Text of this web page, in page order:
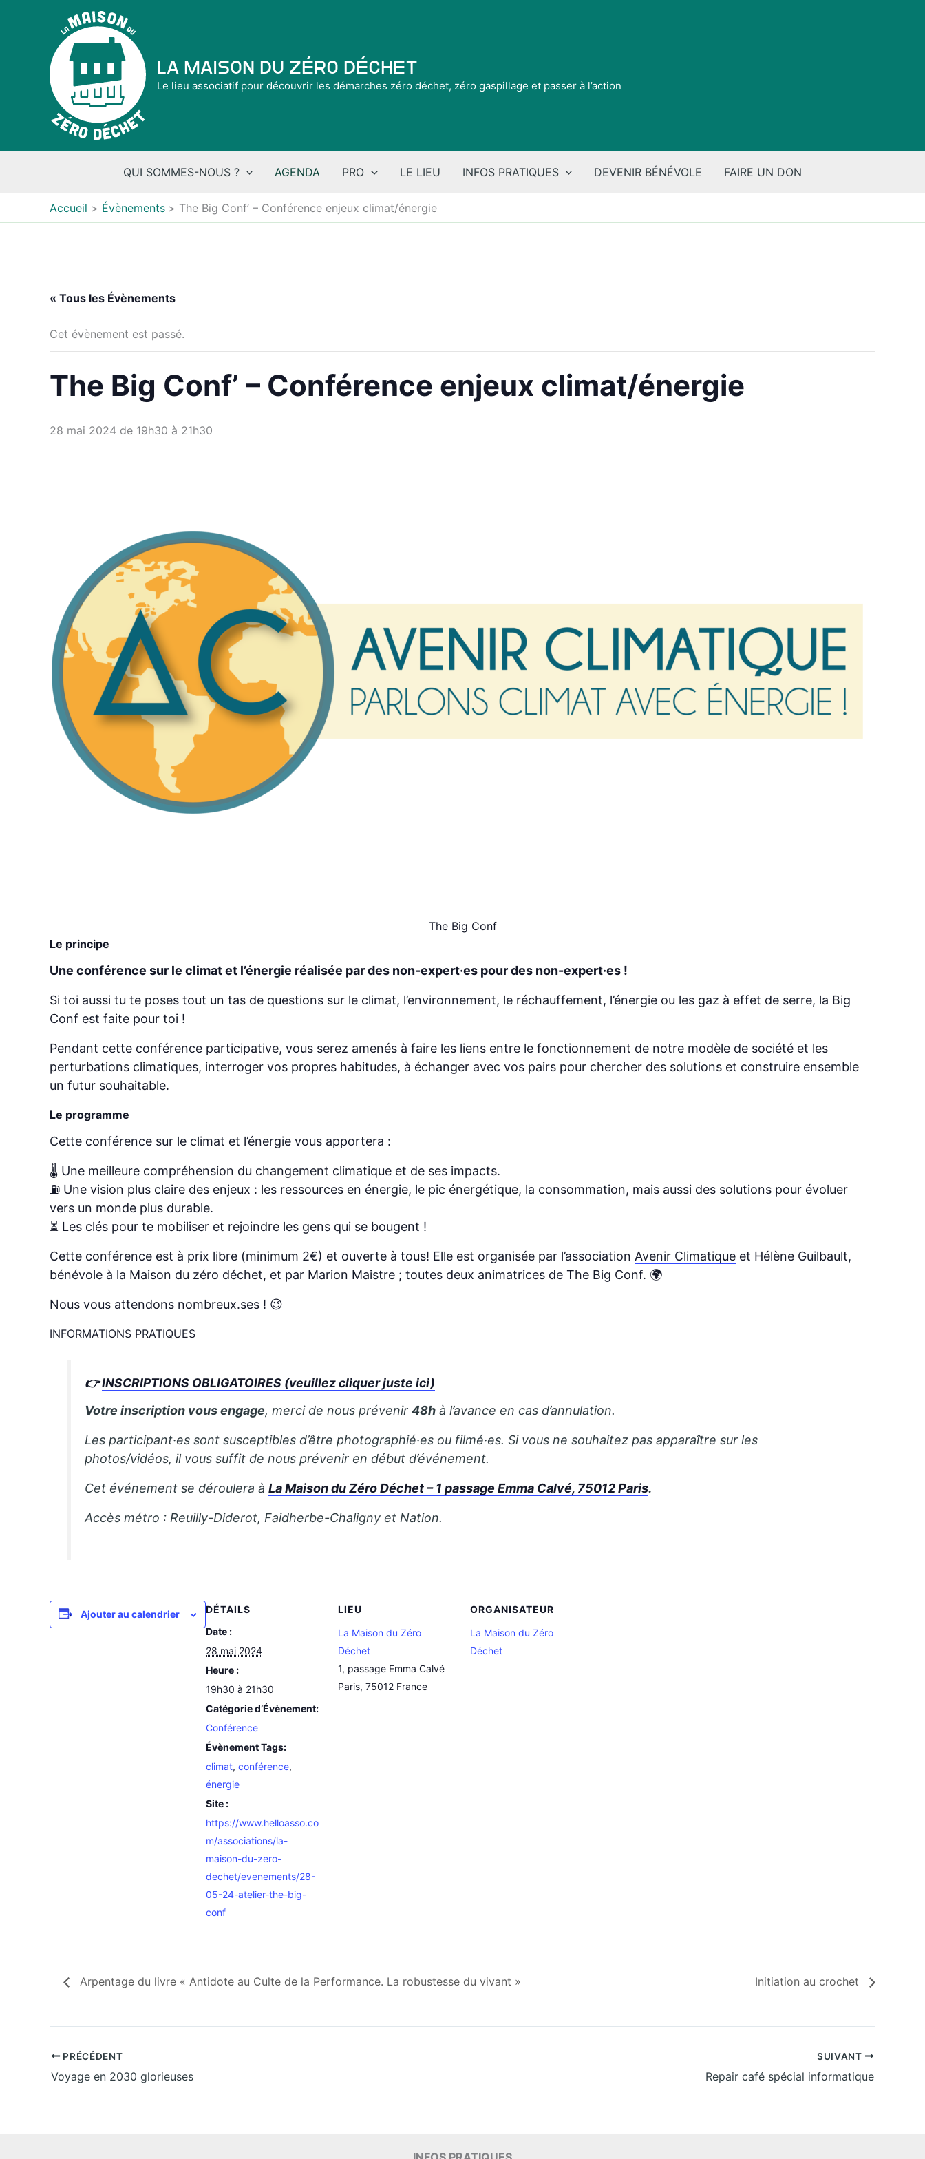
La Maison du Zéro Déchet
Le lieu associatif pour découvrir les démarches zéro déchet, zéro gaspillage et passer à l’action
QUI SOMMES-NOUS ? AGENDA PRO LE LIEU INFOS PRATIQUES DEVENIR BÉNÉVOLE FAIRE UN DON
Accueil Évènements The Big Conf’ – Conférence enjeux climat/énergie
« Tous les Évènements
Cet évènement est passé.
The Big Conf’ – Conférence enjeux climat/énergie
28 mai 2024 de 19h30 à 21h30
The Big Conf
Le principe
Une conférence sur le climat et l’énergie réalisée par des non-expert·es pour des non-expert·es !
Si toi aussi tu te poses tout un tas de questions sur le climat, l’environnement, le réchauffement, l’énergie ou les gaz à effet de serre, la Big
Conf est faite pour toi !
Pendant cette conférence participative, vous serez amenés à faire les liens entre le fonctionnement de notre modèle de société et les
perturbations climatiques, interroger vos propres habitudes, à échanger avec vos pairs pour chercher des solutions et construire ensemble
un futur souhaitable.
Le programme
Cette conférence sur le climat et l’énergie vous apportera :
🌡️ Une meilleure compréhension du changement climatique et de ses impacts.
⛽ Une vision plus claire des enjeux : les ressources en énergie, le pic énergétique, la consommation, mais aussi des solutions pour évoluer
vers un monde plus durable.
⏳ Les clés pour te mobiliser et rejoindre les gens qui se bougent !
Cette conférence est à prix libre (minimum 2€) et ouverte à tous! Elle est organisée par l’association Avenir Climatique et Hélène Guilbault,
bénévole à la Maison du zéro déchet, et par Marion Maistre ; toutes deux animatrices de The Big Conf. 🌍
Nous vous attendons nombreux.ses ! 😉
INFORMATIONS PRATIQUES
👉INSCRIPTIONS OBLIGATOIRES (veuillez cliquer juste ici)
Votre inscription vous engage, merci de nous prévenir48h à l’avance en cas d’annulation.
Les participant·es sont susceptibles d’être photographié·es ou filmé·es. Si vous ne souhaitez pas apparaître sur les
photos/vidéos, il vous suffit de nous prévenir en début d’événement.
Cet événement se déroulera àLa Maison du Zéro Déchet – 1 passage Emma Calvé, 75012 Paris.
Accès métro : Reuilly-Diderot, Faidherbe-Chaligny et Nation.
Ajouter au calendrier
DÉTAILS
Date :
28 mai 2024
Heure :
19h30 à 21h30
Catégorie d’Évènement:
Conférence
Évènement Tags:
climat, conférence,
énergie
Site :
https://www.helloasso.co
m/associations/la-
maison-du-zero-
dechet/evenements/28-
05-24-atelier-the-big-
conf
LIEU
La Maison du Zéro
Déchet
1, passage Emma Calvé
Paris, 75012 France
ORGANISATEUR
La Maison du Zéro
Déchet
Arpentage du livre « Antidote au Culte de la Performance. La robustesse du vivant » Initiation au crochet
PRÉCÉDENT
Voyage en 2030 glorieuses
SUIVANT
Repair café spécial informatique